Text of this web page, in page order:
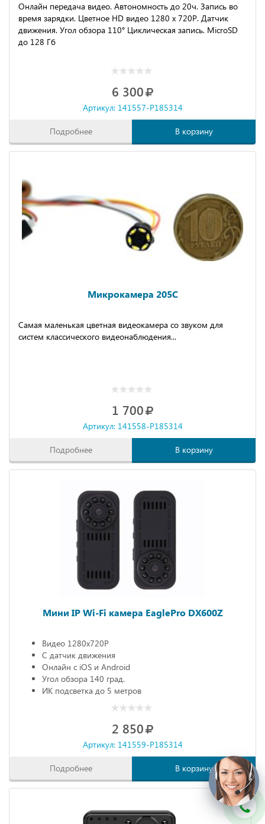
Онлайн передача видео. Автономность до 20ч. Запись во
время зарядки. Цветное HD видео 1280 х 720P. Датчик
движения. Угол обзора 110° Циклическая запись. MicroSD
до 128 Гб
6 300
Артикул: 141557-P185314
Подробнее В корзину
Микрокамера 205C
Самая маленькая цветная видеокамера со звуком для
систем классического видеонаблюдения...
1 700
Артикул: 141558-P185314
Подробнее В корзину
Мини IP Wi-Fi камера EaglePro DX600Z
Видео 1280х720P
С датчик движения
Онлайн с iOS и Android
Угол обзора 140 град.
ИК подсветка до 5 метров
2 850
Артикул: 141559-P185314
Подробнее В корзину